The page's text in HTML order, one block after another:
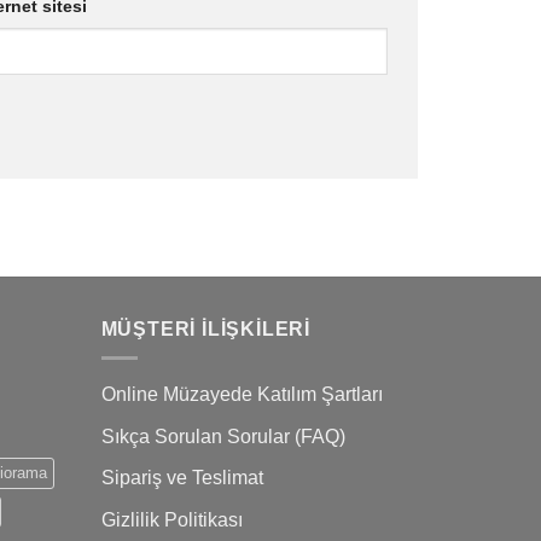
sitesi
MÜŞTERI İLIŞKILERI
Online Müzayede Katılım Şartları
Sıkça Sorulan Sorular (FAQ)
Sipariş ve Teslimat
Gizlilik Politikası